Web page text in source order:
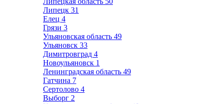
Липецк 31
Елец 4
Грязи 3
Ульяновская область 49
Ульяновск 33
Димитровград 4
Новоульяновск 1
Ленинградская область 49
Гатчина 7
Сертолово 4
Выборг 2